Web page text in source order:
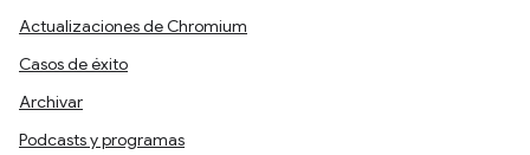
Actualizaciones de Chromium
Casos de éxito
Archivar
Podcasts y programas